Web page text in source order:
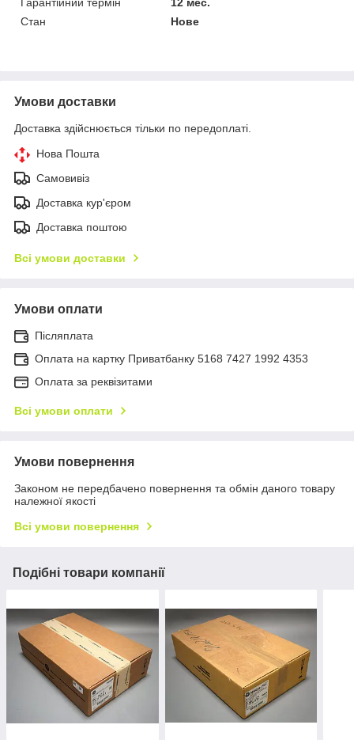
Стан
Нове
Умови доставки
Доставка здійснюється тільки по передоплаті.
Нова Пошта
Самовивіз
Доставка кур'єром
Доставка поштою
Всі умови доставки
Умови оплати
Післяплата
Оплата на картку Приватбанку 5168 7427 1992 4353
Оплата за реквізитами
Всі умови оплати
Умови повернення
Законом не передбачено повернення та обмін даного товару
належної якості
Всі умови повернення
Подібні товари компанії